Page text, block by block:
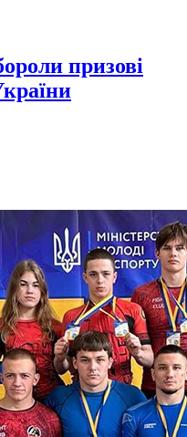
призові